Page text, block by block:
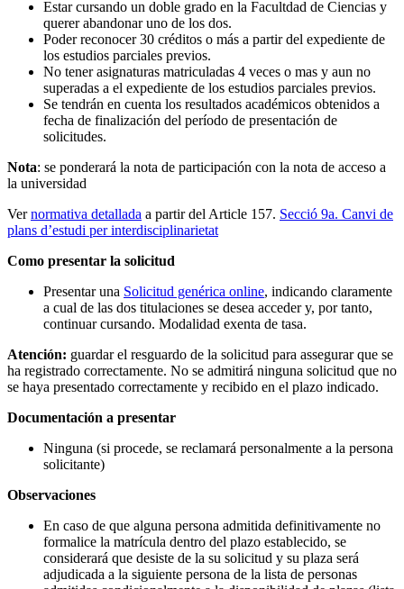
Estar cursando un doble grado en la Facultdad de Ciencias y
querer abandonar uno de los dos.
Poder reconocer 30 créditos o más a partir del expediente de
los estudios parciales previos.
No tener asignaturas matriculadas 4 veces o mas y aun no
superadas a el expediente de los estudios parciales previos.
Se tendrán en cuenta los resultados académicos obtenidos a
fecha de finalización del período de presentación de
solicitudes.
Nota: se ponderará la nota de participación con la nota de acceso a
la universidad
Vernormativa detallada a partir del Article 157. Secció 9a. Canvi de
plans d’estudi per interdisciplinarietat
Como presentar la solicitud
Presentar una Solicitud genérica online, indicando claramente
a cual de las dos titulaciones se desea acceder y, por tanto,
continuar cursando. Modalidad exenta de tasa.
Atención: guardar el resguardo de la solicitud para assegurar que se
ha registrado correctamente. No se admitirá ninguna solicitud que no
se haya presentado correctamente y recibido en el plazo indicado.
Documentación a presentar
Ninguna (si procede, se reclamará personalmente a la persona
solicitante)
Observaciones
En caso de que alguna persona admitida definitivamente no
formalice la matrícula dentro del plazo establecido, se
considerará que desiste de la su solicitud y su plaza será
adjudicada a la siguiente persona de la lista de personas